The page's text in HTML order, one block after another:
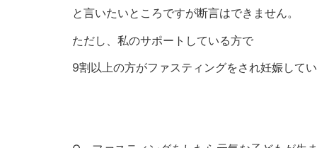
と言いたいところですが断言はできません。
ただし、私のサポートしている方で
9割以上の方がファスティングをされ妊娠してい